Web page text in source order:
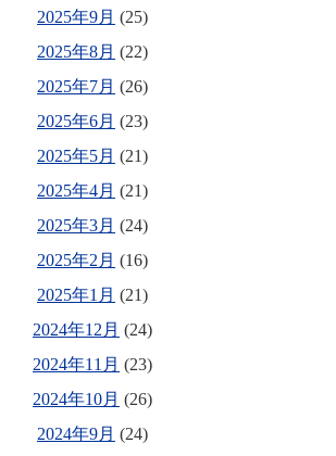
2025年9月 (25)
2025年8月 (22)
2025年7月 (26)
2025年6月 (23)
2025年5月 (21)
2025年4月 (21)
2025年3月 (24)
2025年2月 (16)
2025年1月 (21)
2024年12月 (24)
2024年11月 (23)
2024年10月 (26)
2024年9月 (24)